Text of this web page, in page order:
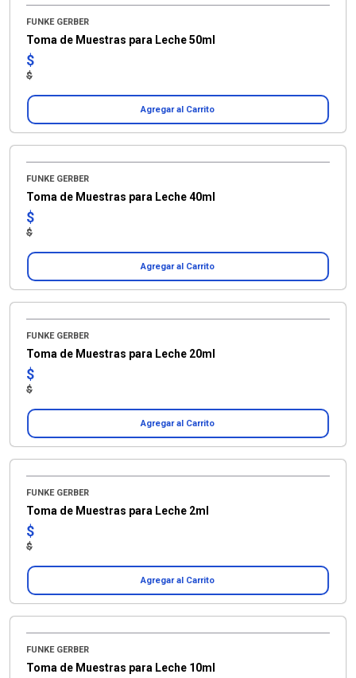
FUNKE GERBER
Toma de Muestras para Leche 50ml
$
$
Agregar al Carrito
FUNKE GERBER
Toma de Muestras para Leche 40ml
$
$
Agregar al Carrito
FUNKE GERBER
Toma de Muestras para Leche 20ml
$
$
Agregar al Carrito
FUNKE GERBER
Toma de Muestras para Leche 2ml
$
$
Agregar al Carrito
FUNKE GERBER
Toma de Muestras para Leche 10ml